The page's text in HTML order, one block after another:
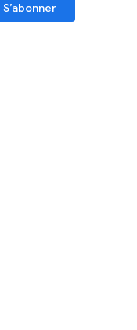
S’abonner